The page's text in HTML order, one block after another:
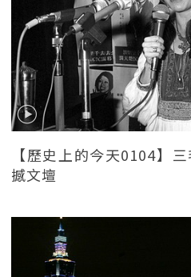
【歷史上的今天0104】
撼文壇